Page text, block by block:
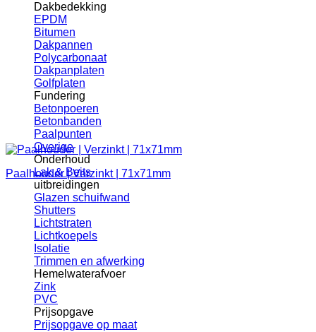
Dakbedekking
EPDM
Bitumen
Dakpannen
Polycarbonaat
Dakpanplaten
Golfplaten
Fundering
Betonpoeren
Betonbanden
Paalpunten
Overige
Onderhoud
Lak & Beits
uitbreidingen
Glazen schuifwand
Shutters
Lichtstraten
Lichtkoepels
Isolatie
Trimmen en afwerking
Hemelwaterafvoer
Zink
PVC
Prijsopgave
Prijsopgave op maat
Paalhouder | Verzinkt | 71x71mm